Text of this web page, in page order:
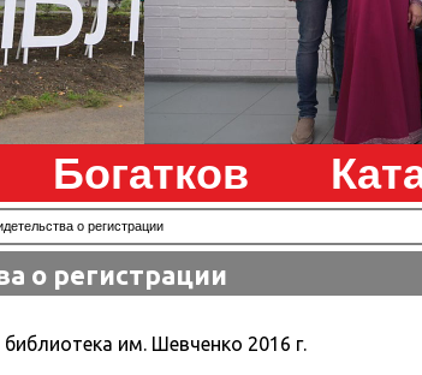
Богатков
о регистрации
о регистрации
им. Шевченко 2016 г.